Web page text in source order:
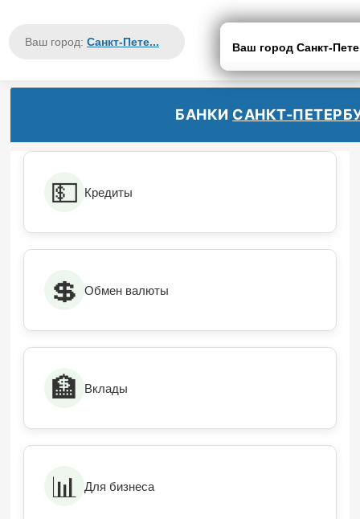
Ваш город: Санкт-Пете... Ваш город Санкт-
БАНКИ САНКТ-
💵 Кредиты
💲 Обмен валюты
🏦 Вклады
📊 Для бизнеса